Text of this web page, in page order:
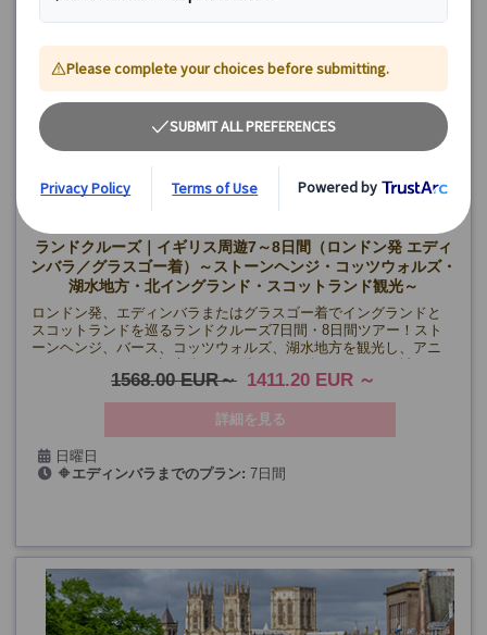
ランドクルーズ｜イギリス周遊7～8日間（ロンドン発 エディ
ンバラ／グラスゴー着）～ストーンヘンジ・コッツウォルズ・
湖水地方・北イングランド・スコットランド観光～
ロンドン発、エディンバラまたはグラスゴー着でイングランドと
スコットランドを巡るランドクルーズ7日間・8日間ツアー！スト
ーンヘンジ、バース、コッツウォルズ、湖水地方を観光し、アニ
スコットランドの絶景と伝説を楽しめます♪安心の日本語係員同行
(一部区間除く)。
1568.00 EUR 1411.20 EUR
詳細を見る
日曜日
(5/3、5/17、5/31、6/14、6/28、7/12、7/26、8/9、8/23、9/6、
🔶エディンバラまでのプラン:7日間